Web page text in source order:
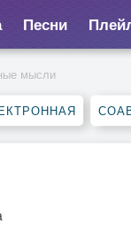
Песни
мысли